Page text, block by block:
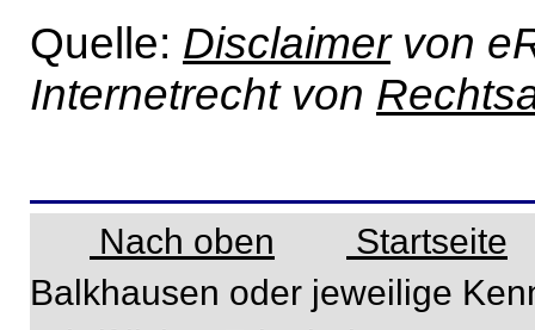
Quelle: Disclaimervon
Internetrecht von
Nach oben
Startseite
Balkhausen oder jeweilige